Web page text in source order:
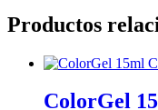
Productos
ColorGel